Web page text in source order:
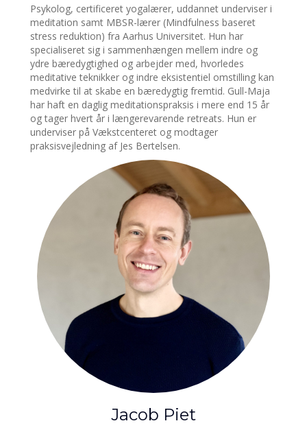
Psykolog, certificeret yogalærer, uddannet underviser i
meditation samt MBSR-lærer (Mindfulness baseret
stress reduktion) fra Aarhus Universitet. Hun har
specialiseret sig i sammenhængen mellem indre og
ydre bæredygtighed og arbejder med, hvorledes
meditative teknikker og indre eksistentiel omstilling kan
medvirke til at skabe en bæredygtig fremtid. Gull-Maja
har haft en daglig meditationspraksis i mere end 15 år
og tager hvert år i længerevarende retreats. Hun er
underviser på Vækstcenteret og modtager
praksisvejledning af Jes Bertelsen.
Jacob Piet